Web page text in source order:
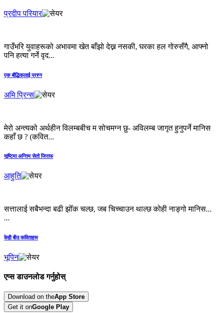
प्रदीप परियार
गाउँभरि युवाहरूको अभावमा खेत बाँझो देख्न नसकी, घरका हल गोरुसँगै, आफ्नो
पनि हत्या गर्ने वृद...
एक बौद्धिकलाई प्रश्न
अमि प्रिन्स
मेरो अन्त्यको अर्थहीन विलम्बबीच म सोचमग्न छु- अविलम्ब जागृत हुनुपर्ने मानिस
कहाँ छ ? (कवित...
सृष्टिमा अन्तिम सेतो जिराफ
आहुति
सत्तालाई सबैभन्दा बढी झोँक चल्छ, जब चिच्चाउन थाल्छ कोही नाङ्गो मानिस...
...
केही बीउ कविताहरू
भूपिन
एप्स डाउनलोड गर्नुहोस्
Download on theApp Store
Get it onGoogle Play